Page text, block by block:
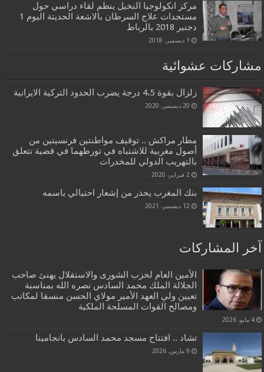
مركز انكولوجيا النخيل ينظم لقاء دراسي حول
مستجدات علاج السرطان بالاشعة الحديتة اليوم 1
دجنبر 2018 بالرباط
1 ديسمبر، 2018
مشاركات عشوائية
زلزال بقوة 4،5 درجة يضرب الحدود التركية الايرانية
20 ديسمبر، 2020
مطار مراكش .. توقيف مواطنتين فرنسيتين من
أصول مغربية للاشتباه في تورطهما في قضية تتعلق
بالتهريب الدولي للمخدرات
2 فبراير، 2020
بنك المغرب يحذر من إشعار احتيالي باسمه
12 ديسمبر، 2021
آخر المشاركات
الأمين العام لحزب الشورى والاستقلال يهنئ صاحب
الجلالة الملك محمد السادس نصره الله بمناسبة
تعيين ولي العهد الأمير مولاي الحسن منسقا لمكاتب
ومصالح القوات المسلحة الملكية
4 مايو، 2026
تشاد .. افتتاح مسجد محمد السادس بانجامينا
9 مارس، 2026